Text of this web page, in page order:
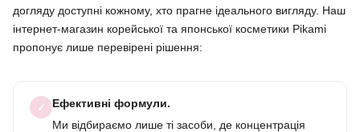
догляду доступні кожному, хто прагне ідеального вигляду. Наш
інтернет-магазин корейської та японської косметики Pikami
пропонує лише перевірені рішення:
✓
Ефективні формули.
Ми відбираємо лише ті засоби, де концентрація